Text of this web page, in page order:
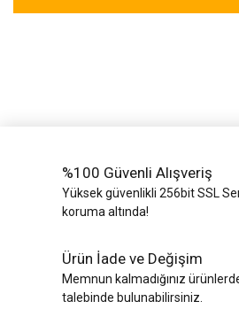
%100 Güvenli Alışveriş
Yüksek güvenlikli 256bit SSL
koruma altında!
Ürün İade ve Değişim
Memnun kalmadığınız
talebinde bulunabilirsiniz.